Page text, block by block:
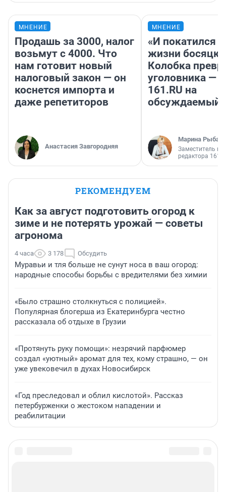
МНЕНИЕ
Продашь за 3000, налог
возьмут с 4000. Что
нам готовит новый
налоговый закон — он
коснется импорта и
даже репетиторов
Анастасия Завгородняя
МНЕНИЕ
«И покатился
жизни
Колобка
уголовника —
161.RU на
обсуждаемый
Марина
Заместитель
редактора
РЕКОМЕНДУЕМ
Как за август подготовить огород к
зиме и не потерять урожай — советы
агронома
4 часа 3 178 Обсудить
Муравьи и тля больше не сунут носа в ваш огород:
народные способы борьбы с вредителями без химии
«Было страшно столкнуться с полицией».
Популярная блогерша из Екатеринбурга честно
рассказала об отдыхе в Грузии
«Протянуть руку помощи»: незрячий парфюмер
создал «уютный» аромат для тех, кому страшно, — он
уже увековечил в духах Новосибирск
«Год преследовал и облил кислотой». Рассказ
петербурженки о жестоком нападении и
реабилитации